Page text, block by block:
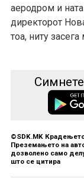
аеродром и
директорот
тоа, ниту
©SDK.MK
Преземањето на
дозволено само
што се цитира